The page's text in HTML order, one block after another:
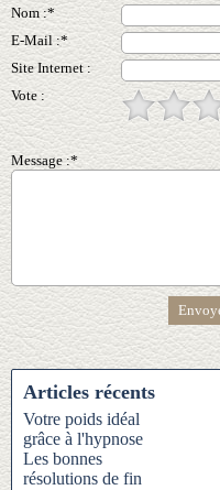
Nom :*
E-Mail :*
Site Internet :
Vote :
Message :*
Articles récents
Votre poids idéal
grâce à l'hypnose
Les bonnes
résolutions de fin